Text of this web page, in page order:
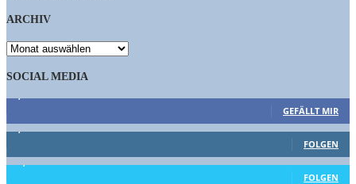
ARCHIV
ARCHIV
SOCIAL MEDIA
GEFÄLLT MIR
1,662 Follower
FOLGEN
15,658 Follower
FOLGEN